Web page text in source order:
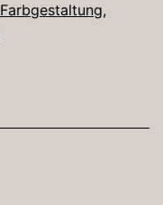
Farbgestaltung,